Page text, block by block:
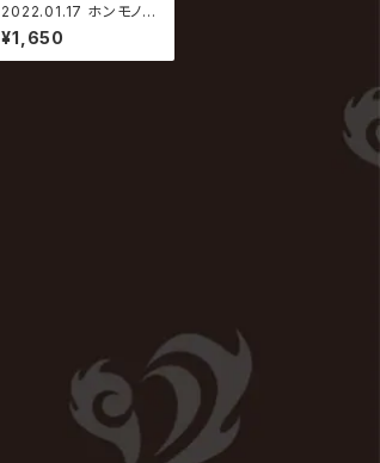
2022.01.17 ホンモノ /
ニセモノ【Type-A】
¥1,650